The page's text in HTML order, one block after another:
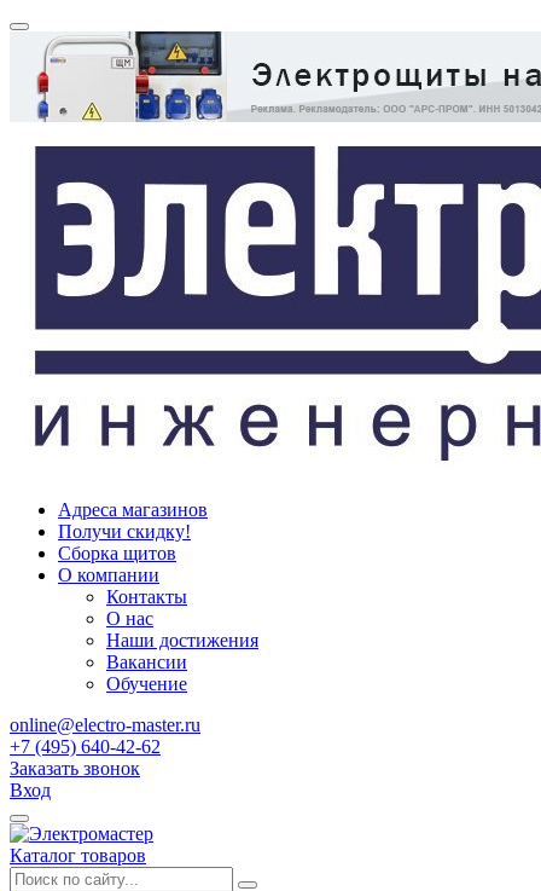
Адреса магазинов
Получи скидку!
Сборка щитов
О компании
Контакты
О нас
Наши достижения
Вакансии
Обучение
online@electro-master.ru
+7 (495) 640-42-62
Заказать звонок
Вход
Каталог товаров